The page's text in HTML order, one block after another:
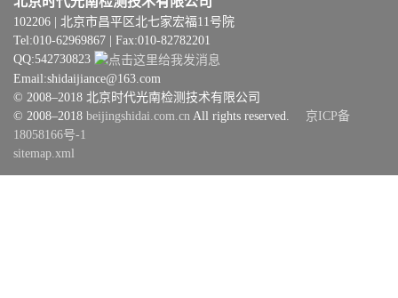
102206 | 北京市昌平区北七家宏福11号院
Tel:010-62969867 | Fax:010-82782201
QQ:542730823
Email:shidaijiance@163.com
© 2008–2018 北京时代光南检测技术有限公司
© 2008–2018 beijingshidai.com.cn All rights reserved. 京ICP备
18058166号-1
sitemap.xml